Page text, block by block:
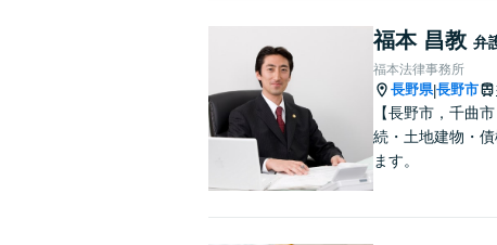
福本 昌教 弁
福本法律事務所
長野県|長野市
【長野市，千曲
続・土地建物・
ます。